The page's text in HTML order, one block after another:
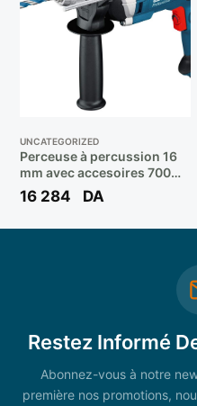
UNCATEGORIZED
Perceuse à percussion 16
mm avec accesoires 700W
GSB16RE ** BOSCH
16 284 DA
Restez Informé
Abonnez-vous à notre
première nos promotions,